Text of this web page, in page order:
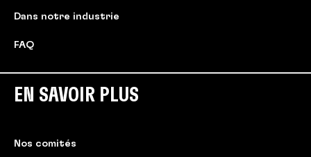
Dans notre industrie
FAQ
EN SAVOIR PLUS
Nos comités